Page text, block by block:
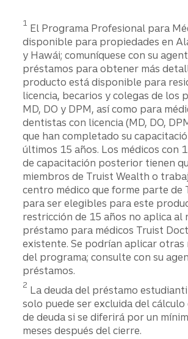
1 El Programa Profesional para
disponible para propiedades en
y Hawái; comuníquese con su
préstamos para obtener más
producto está disponible para
licencia, becarios y colegas de los
MD, DO y DPM, así como para
dentistas con licencia (MD, DO,
que han completado su
últimos 15 años. Los médicos con
de capacitación posterior tienen
miembros de Truist Wealth o
centro médico que forme parte de
para ser elegibles para este
restricción de 15 años no aplica al
préstamo para médicos Truist
existente. Se podrían aplicar otras
del programa; consulte con su
préstamos.
2 La deuda del préstamo
solo puede ser excluida del cálculo
de deuda si se diferirá por un
meses después del cierre.